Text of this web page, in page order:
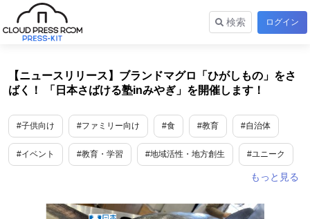
検索 ログイン
【ニュースリリース】ブランドマグロ「ひがしもの」をさ
ばく！ 「日本さばける塾inみやぎ」を開催します！
#子供向け #ファミリー向け #食 #教育 #自治体
#イベント #教育・学習 #地域活性・地方創生 #ユニーク